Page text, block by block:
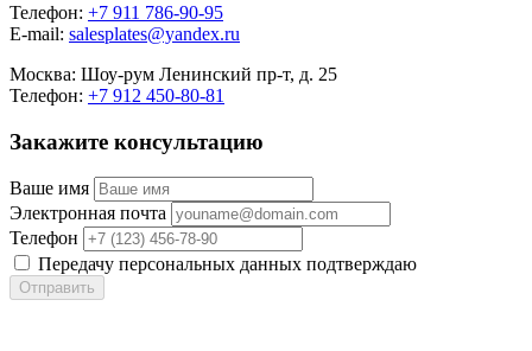
Телефон: +7 911 786-90-95
E-mail: salesplates@yandex.ru
Москва: Шоу-рум Ленинский пр-т, д. 25
Телефон: +7 912 450-80-81
Закажите консультацию
Ваше имя
Электронная почта
Телефон
Передачу персональных данных подтверждаю
Отправить